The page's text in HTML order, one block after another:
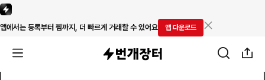
앱에서는 등록부터 찜까지, 더 빠르게 거래할 수 있어요 앱 다운로드